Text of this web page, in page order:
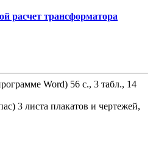
расчет трансформатора
Word) 56 с., 3 табл., 14
3 листа плакатов и чертежей,